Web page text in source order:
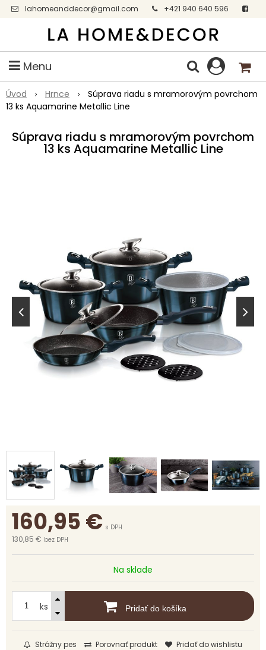
lahomeanddecor@gmail.com
+421 940 640 596
Facebook
Menu
Úvod Hrnce
Súprava riadu s mramorovým povrchom
13 ks Aquamarine Metallic Line
Súprava riadu s mramorovým povrchom
13 ks Aquamarine Metallic Line
160,95€ s DPH
130,85 € bez DPH
Na sklade
ks Pridať do košíka
Strážny pes Porovnať produkt Pridať do wishlistu